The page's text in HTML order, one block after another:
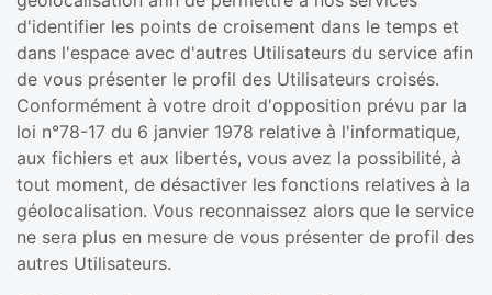
d'identifier les points de croisement dans le temps et
dans l'espace avec d'autres Utilisateurs du service afin
de vous présenter le profil des Utilisateurs croisés.
Conformément à votre droit d'opposition prévu par la
loi n°78-17 du 6 janvier 1978 relative à l'informatique,
aux fichiers et aux libertés, vous avez la possibilité, à
tout moment, de désactiver les fonctions relatives à la
géolocalisation. Vous reconnaissez alors que le service
ne sera plus en mesure de vous présenter de profil des
autres Utilisateurs.